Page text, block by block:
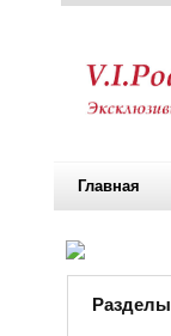
Главная
Разделы